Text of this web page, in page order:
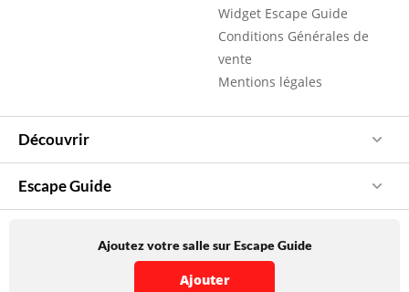
Widget Escape Guide
Conditions Générales de
vente
Mentions légales
Découvrir
Escape Guide
Ajoutez votre salle sur Escape Guide
Ajouter